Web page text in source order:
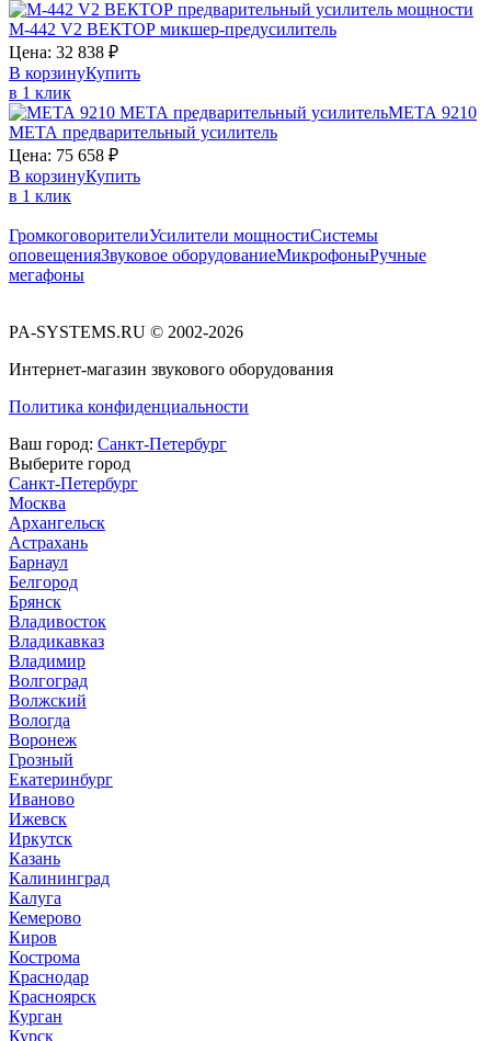
М-442 V2 ВЕКТОР микшер-предусилитель
Цена: 32 838 ₽
В корзинуКупить
в 1 клик
МЕТА 9210
МЕТА предварительный усилитель
Цена: 75 658 ₽
В корзинуКупить
в 1 клик
ГромкоговорителиУсилители мощностиСистемы
оповещенияЗвуковое оборудованиеМикрофоныРучные
мегафоны
PA-SYSTEMS.RU © 2002-2026
Интернет-магазин звукового оборудования
Политика конфиденциальности
Ваш город: Санкт-Петербург
Выберите город
Санкт-Петербург
Москва
Архангельск
Астрахань
Барнаул
Белгород
Брянск
Владивосток
Владикавказ
Владимир
Волгоград
Волжский
Вологда
Воронеж
Грозный
Екатеринбург
Иваново
Ижевск
Иркутск
Казань
Калининград
Калуга
Кемерово
Киров
Кострома
Краснодар
Красноярск
Курган
Курск